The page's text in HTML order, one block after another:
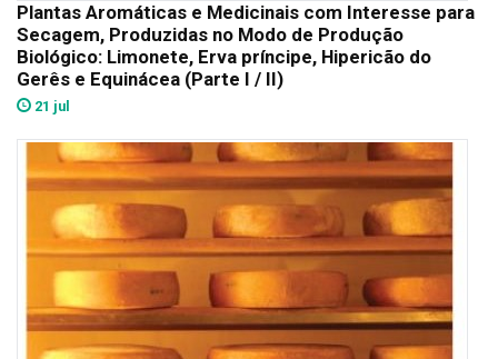
Plantas Aromáticas e Medicinais com Interesse para
Secagem, Produzidas no Modo de Produção
Biológico: Limonete, Erva príncipe, Hipericão do
Gerês e Equinácea (Parte I / II)
21 jul